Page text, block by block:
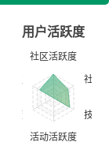
用户活跃度